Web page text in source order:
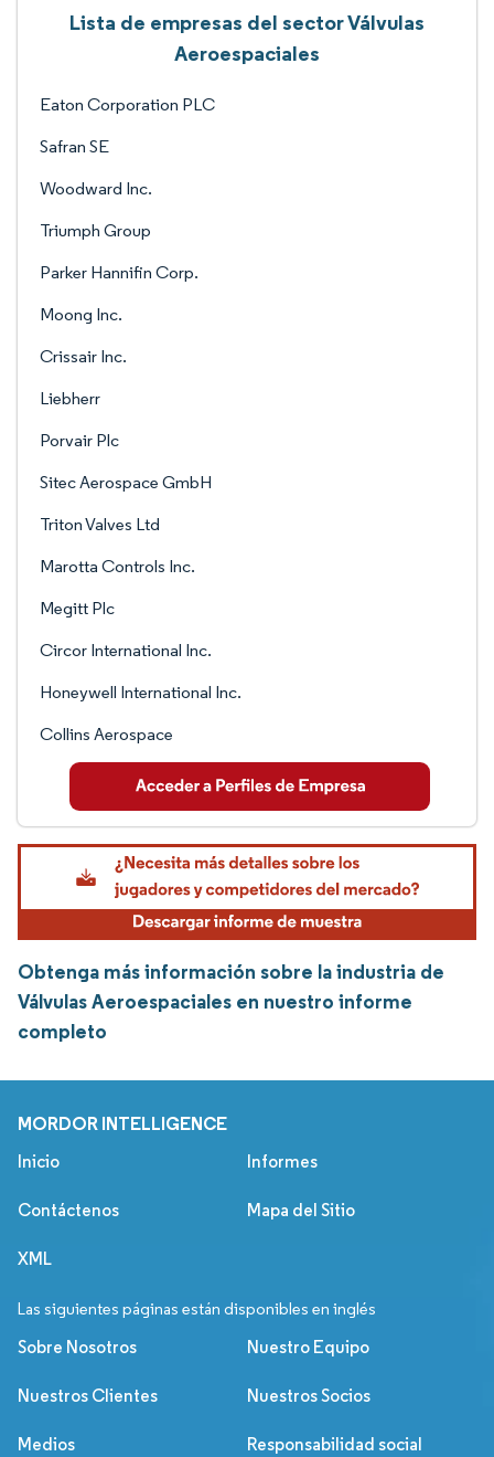
Lista de empresas del sector Válvulas
Aeroespaciales
Eaton Corporation PLC
Safran SE
Woodward Inc.
Triumph Group
Parker Hannifin Corp.
Moong Inc.
Crissair Inc.
Liebherr
Porvair Plc
Sitec Aerospace GmbH
Triton Valves Ltd
Marotta Controls Inc.
Megitt Plc
Circor International Inc.
Honeywell International Inc.
Collins Aerospace
Obtenga más información sobre la industria de
Válvulas Aeroespaciales en nuestro informe
completo
MORDOR INTELLIGENCE
Inicio Informes
Contáctenos Mapa del Sitio
XML
Las siguientes páginas están disponibles en inglés
Sobre Nosotros Nuestro Equipo
Nuestros Clientes Nuestros Socios
Medios Responsabilidad social